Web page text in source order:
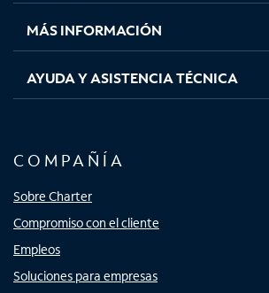
nuevanuevanuevanueva
MÁS INFORMACIÓN
AYUDA Y ASISTENCIA TÉCNICA
COMPAÑÍA
Sobre Charter
Compromiso con el cliente
Empleos
Soluciones para empresas